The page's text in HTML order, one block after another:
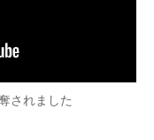
されました